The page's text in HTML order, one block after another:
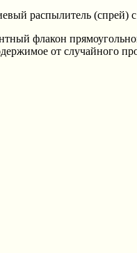
распылитель (спрей)
флакон
от случайного